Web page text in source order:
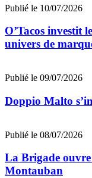
Publié le 10/07/2026
O’Tacos investit
univers de
Publié le 09/07/2026
Doppio Malto
Publié le 08/07/2026
La Brigade
Montauban